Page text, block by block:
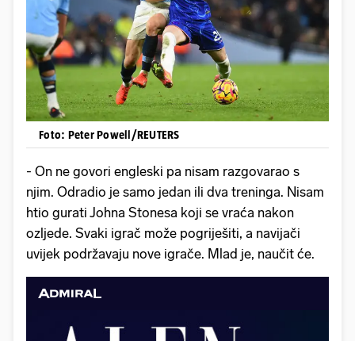
Foto: Peter Powell/REUTERS
- On ne govori engleski pa nisam razgovarao s
njim. Odradio je samo jedan ili dva treninga. Nisam
htio gurati Johna Stonesa koji se vraća nakon
ozljede. Svaki igrač može pogriješiti, a navijači
uvijek podržavaju nove igrače. Mlad je, naučit će.